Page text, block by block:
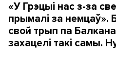
«У Грэцыі нас з-за
прымалі за немцаў».
свой трып па
захацелі такі самы.